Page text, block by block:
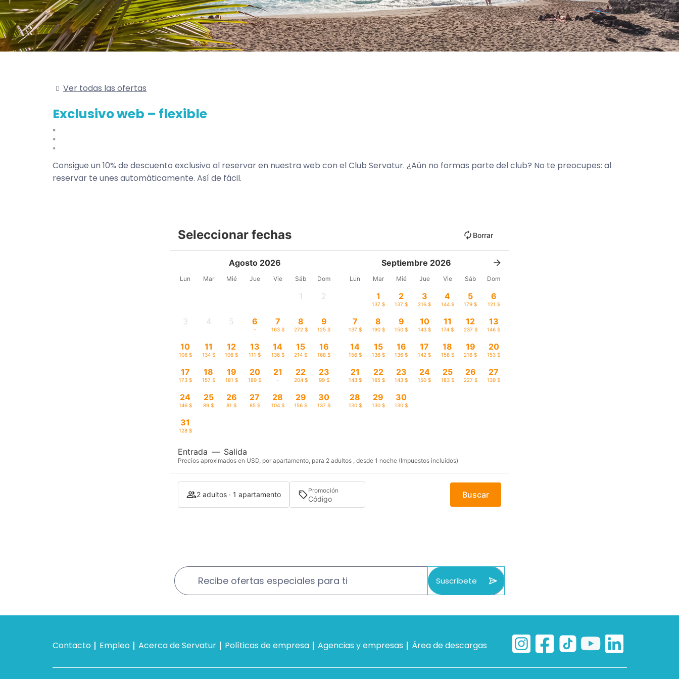
Ver todas las ofertas
Exclusivo web – flexible
Consigue un 10% de descuento exclusivo al reservar en nuestra web con el Club Servatur. ¿Aún no formas parte del club? No te preocupes: al
reservar te unes automáticamente. Así de fácil.
Seleccionar fechas Borrar
Agosto 2026
Lun Mar Mié Jue Vie Sáb Dom
1 2
3 4 5 6
-
7
163 $
8
272 $
9
125 $
10
106 $
11
134 $
12
106 $
13
111 $
14
136 $
15
214 $
16
168 $
17
173 $
18
157 $
19
181 $
20
189 $
21
-
22
204 $
23
99 $
24
146 $
25
89 $
26
81 $
27
85 $
28
104 $
29
156 $
30
137 $
31
128 $
Septiembre 2026
Lun Mar Mié Jue Vie Sáb Dom
1
137 $
2
137 $
3
216 $
4
144 $
5
179 $
6
121 $
7
137 $
8
190 $
9
150 $
10
143 $
11
174 $
12
237 $
13
146 $
14
156 $
15
136 $
16
136 $
17
142 $
18
158 $
19
216 $
20
153 $
21
143 $
22
165 $
23
143 $
24
150 $
25
183 $
26
227 $
27
139 $
28
130 $
29
130 $
30
130 $
Entrada — Salida
Precios aproximados en USD, por apartamento, para 2 adultos , desde 1 noche (Impuestos incluidos)
2 adultos · 1 apartamento Promoción Buscar
Recibe ofertas especiales para ti Suscríbete
Contacto Empleo Acerca de Servatur Políticas de empresa Agencias y empresas Área de descargas